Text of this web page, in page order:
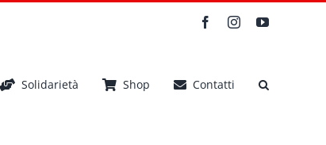
FacebookInstagramYouTube
Solidarietà Shop Contatti